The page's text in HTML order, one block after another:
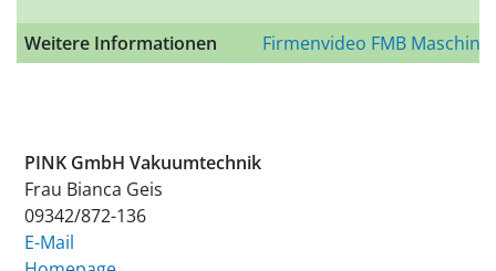
Weitere Informationen Firmenvideo FMB
PINK GmbH Vakuumtechnik
Frau Bianca Geis
09342/872-136
E-Mail